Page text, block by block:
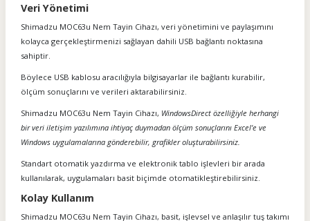
Veri Yönetimi
Shimadzu MOC63u Nem Tayin Cihazı, veri yönetimini ve paylaşımını
kolayca gerçekleştirmenizi sağlayan dahili USB bağlantı noktasına
sahiptir.
Böylece USB kablosu aracılığıyla bilgisayarlar ile bağlantı kurabilir,
ölçüm sonuçlarını ve verileri aktarabilirsiniz.
Shimadzu MOC63u Nem Tayin Cihazı, WindowsDirect özelliğiyle herhangi
bir veri iletişim yazılımına ihtiyaç duymadan ölçüm sonuçlarını Excel'e ve
Windows uygulamalarına gönderebilir, grafikler oluşturabilirsiniz.
Standart otomatik yazdırma ve elektronik tablo işlevleri bir arada
kullanılarak, uygulamaları basit biçimde otomatikleştirebilirsiniz.
Kolay Kullanım
Shimadzu MOC63u Nem Tayin Cihazı, basit, işlevsel ve anlaşılır tuş takımı